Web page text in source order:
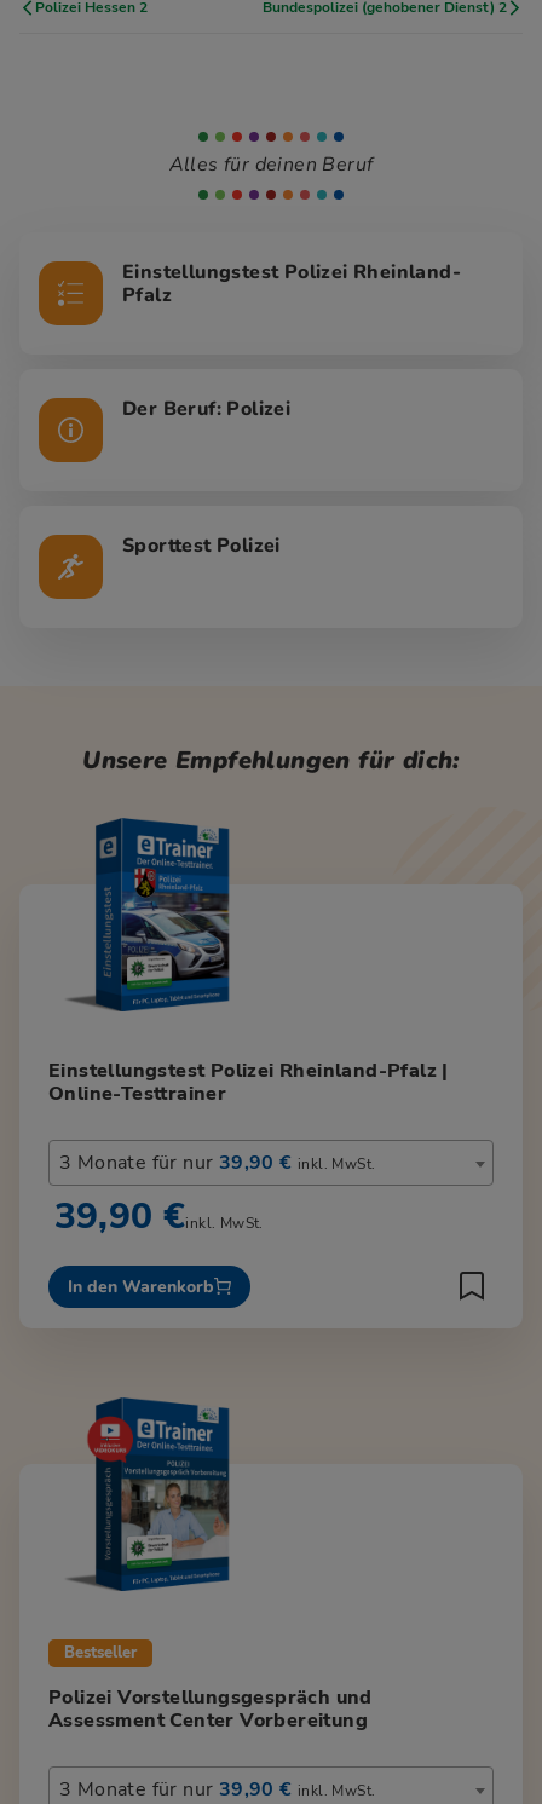
Polizei Hessen 2 Bundespolizei (gehobener Dienst) 2
Alles für deinen Beruf
Einstellungstest Polizei Rheinland-
Pfalz
Der Beruf: Polizei
Sporttest Polizei
Unsere Empfehlungen für dich:
Einstellungstest Polizei Rheinland-Pfalz |
Online-Testtrainer
3 Monate für nur 39,90 € inkl. MwSt.
39,90 €inkl. MwSt.
In den Warenkorb
Bestseller
Polizei Vorstellungsgespräch und
Assessment Center Vorbereitung
3 Monate für nur 39,90 € inkl. MwSt.